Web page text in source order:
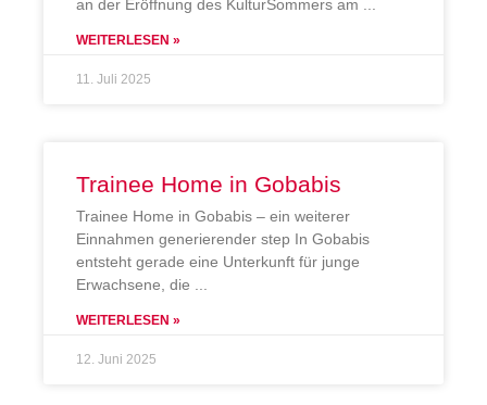
an der Eröffnung des KulturSommers am
WEITERLESEN »
11. Juli 2025
Trainee Home in Gobabis
Trainee Home in Gobabis – ein weiterer
Einnahmen generierender step In Gobabis
entsteht gerade eine Unterkunft für junge
Erwachsene, die
WEITERLESEN »
12. Juni 2025